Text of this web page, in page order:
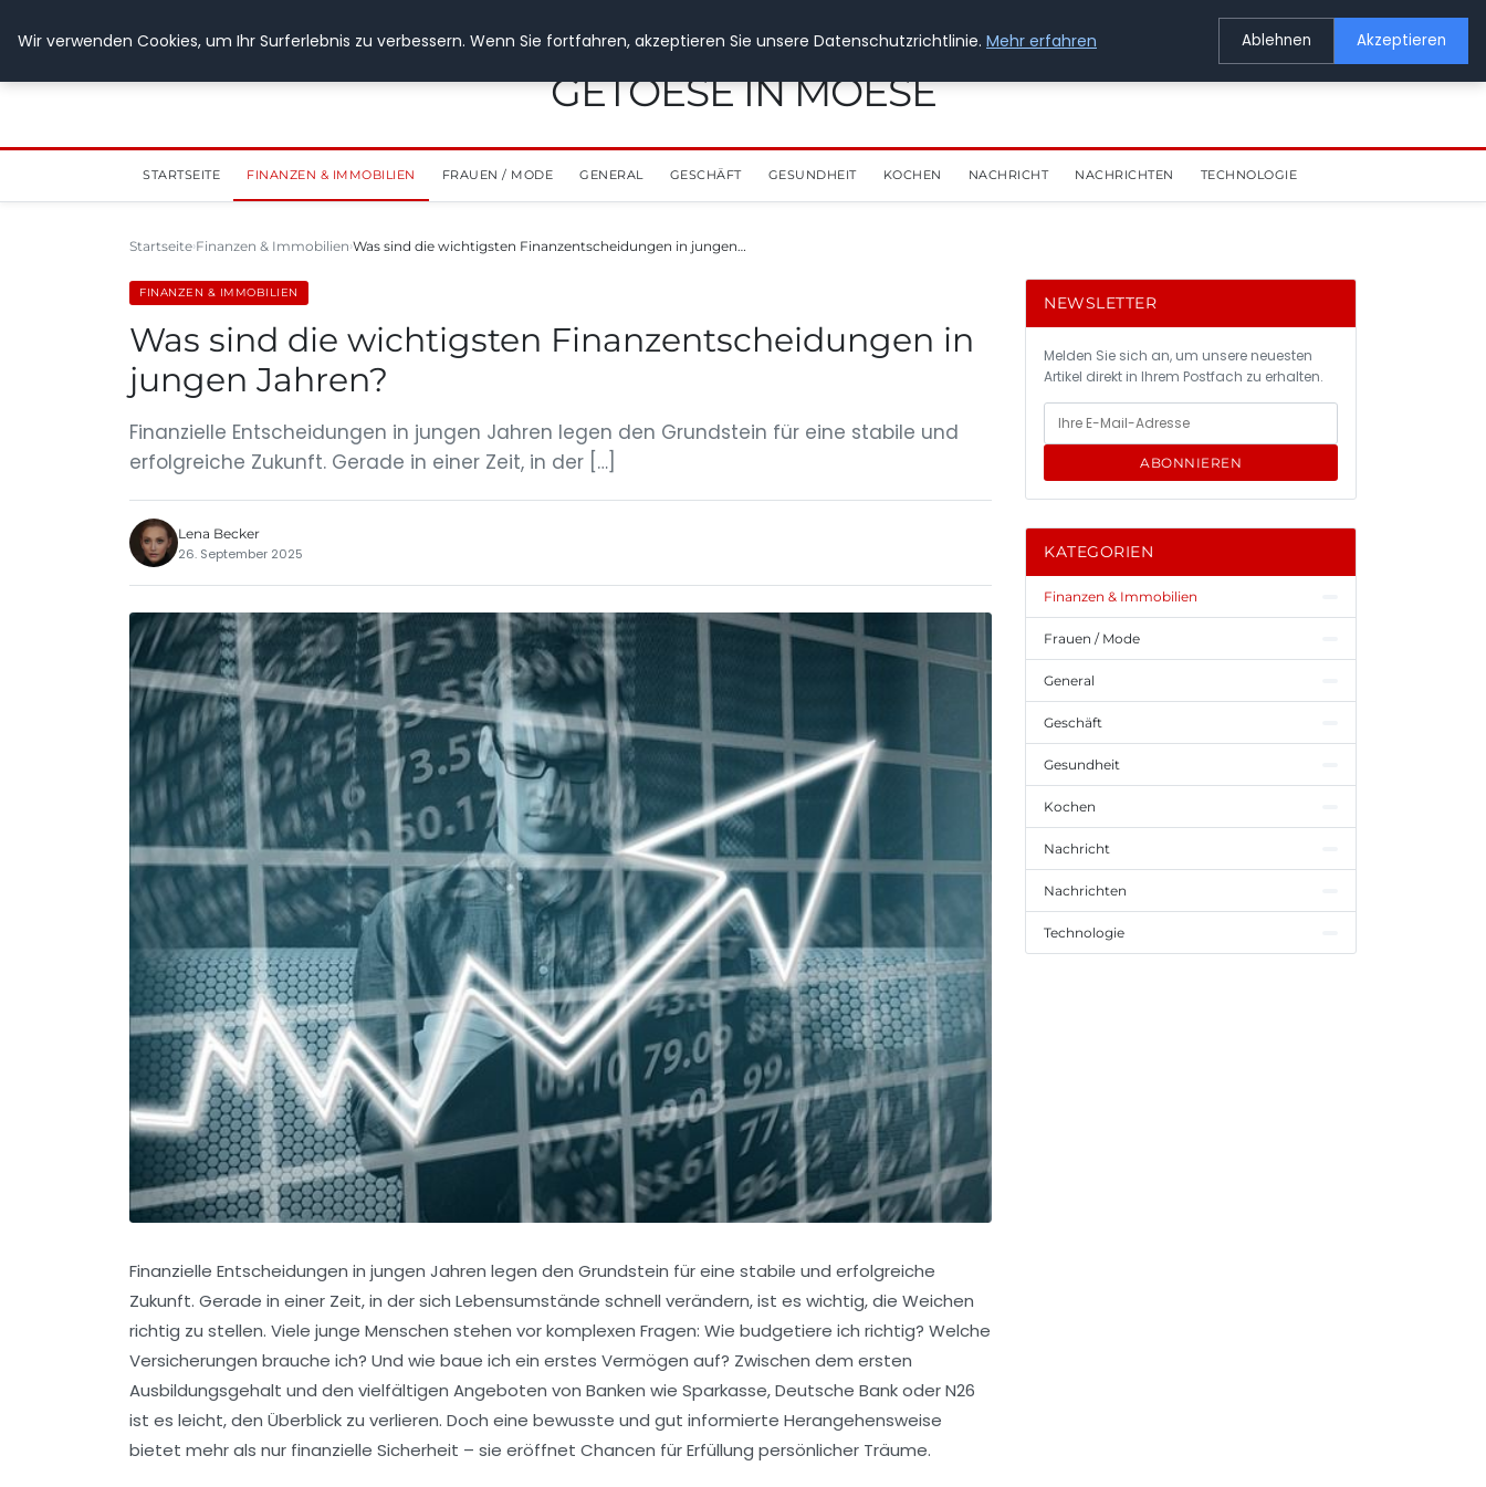
GETOESE IN MOESE
STARTSEITE FINANZEN & IMMOBILIEN FRAUEN / MODE GENERAL GESCHÄFT GESUNDHEIT KOCHEN NACHRICHT NACHRICHTEN TECHNOLOGIE
Startseite Finanzen & Immobilien Was sind die wichtigsten Finanzentscheidungen in jungen…
FINANZEN & IMMOBILIEN
Was sind die wichtigsten Finanzentscheidungen in
jungen Jahren?
Finanzielle Entscheidungen in jungen Jahren legen den Grundstein für eine stabile und
erfolgreiche Zukunft. Gerade in einer Zeit, in der […]
Lena Becker
26. September 2025
Finanzielle Entscheidungen in jungen Jahren legen den Grundstein für eine stabile und erfolgreiche
Zukunft. Gerade in einer Zeit, in der sich Lebensumstände schnell verändern, ist es wichtig, die Weichen
richtig zu stellen. Viele junge Menschen stehen vor komplexen Fragen: Wie budgetiere ich richtig? Welche
Versicherungen brauche ich? Und wie baue ich ein erstes Vermögen auf? Zwischen dem ersten
Ausbildungsgehalt und den vielfältigen Angeboten von Banken wie Sparkasse, Deutsche Bank oder N26
ist es leicht, den Überblick zu verlieren. Doch eine bewusste und gut informierte Herangehensweise
bietet mehr als nur finanzielle Sicherheit – sie eröffnet Chancen für Erfüllung persönlicher Träume.
NEWSLETTER
Melden Sie sich an, um unsere neuesten
Artikel direkt in Ihrem Postfach zu erhalten.
ABONNIEREN
KATEGORIEN
Finanzen & Immobilien
Frauen / Mode
General
Geschäft
Gesundheit
Kochen
Nachricht
Nachrichten
Technologie
Wir verwenden Cookies, um Ihr Surferlebnis zu verbessern. Wenn Sie fortfahren, akzeptieren Sie unsere Datenschutzrichtlinie. Mehr erfahren Ablehnen Akzeptieren